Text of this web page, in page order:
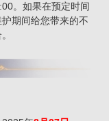
。如果在预定时间
期间给您带来的不